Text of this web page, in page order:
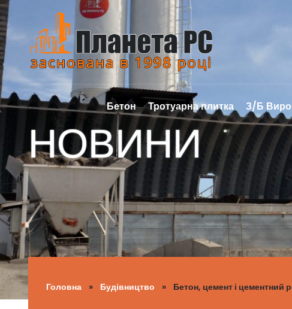
Бетон Тротуарна плитка З/Б
НОВИНИ
Головна » Будівництво » Бетон, цемент і цементний